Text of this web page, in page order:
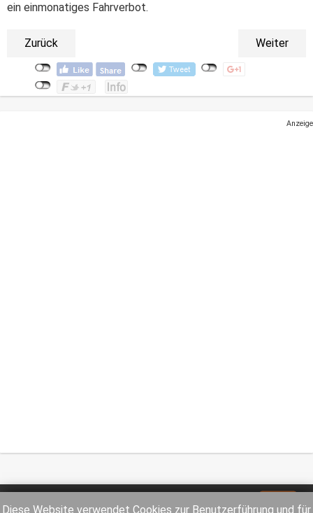
Diese Website verwendet Cookies zur Benutzerführung und für
ein einmonatiges Fahrverbot.
Zurück Weiter
Anzeige